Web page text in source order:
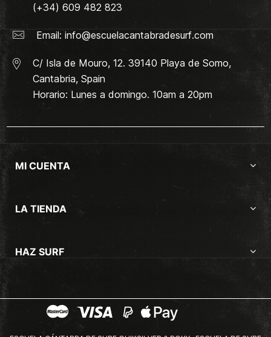
(+34) 609 482 823
Email: info@escuelacantabradesurf.com
C/ Isla de Mouro, 12. 39140 Playa de Somo,
Cantabria, Spain
Horario: Lunes a domingo. 10am a 20pm
MI CUENTA
LA TIENDA
HAZ SURF